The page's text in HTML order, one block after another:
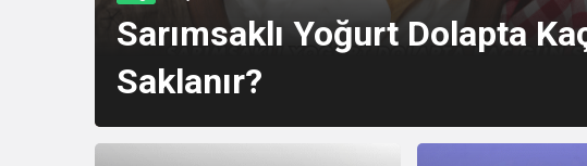
Sarımsaklı Yoğurt Dolapta
Saklanır?